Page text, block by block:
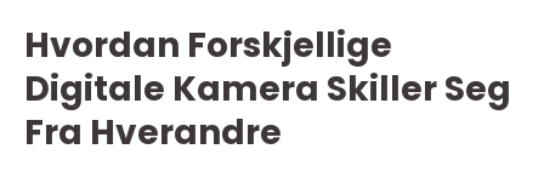
Hvordan Forskjellige
Digitale Kamera Skiller Seg
Fra Hverandre